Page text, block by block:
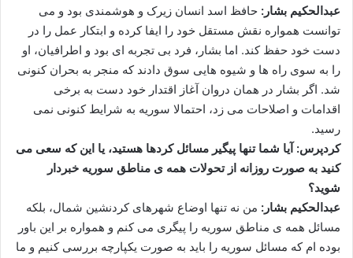
عبدالحکیم بشار: حافظ اسد انسان زیرک و هوشمندی بود و می
توانست همواره نقش مستقل خود را ایفا کرده و ابتکار عمل را در
دست خود حفظ کند. اما بشار، فرد بی تجربه ای بود و اطرافیان، او
را به سوی راه ها و شیوه هایی سوق دادند که منجر به بحران کنونی
شد. اگر بشار در همان دروان آغاز اقتدار خود دست به برخی
اقدامات و اصلاحات می زد، احتمالا سوریه به شرایط کنونی نمی
رسید.
کردپرس: آیا شما تنها پیگیر مسائل کردها هستید، یا این که سعی می
کنید به صورت روزانه از تحولات همه ی مناطق سوریه خبردار
شوید؟
عبدالحکیم بشار: من نه تنها اوضاع شهرهای کردنشین شمال، بلکه
مسائل همه ی مناطق سوریه را پیگری می کنم و همواره بر این باور
بوده ام که مسائل سوریه را باید به صورت یکپارچه بررسی کنیم و ما